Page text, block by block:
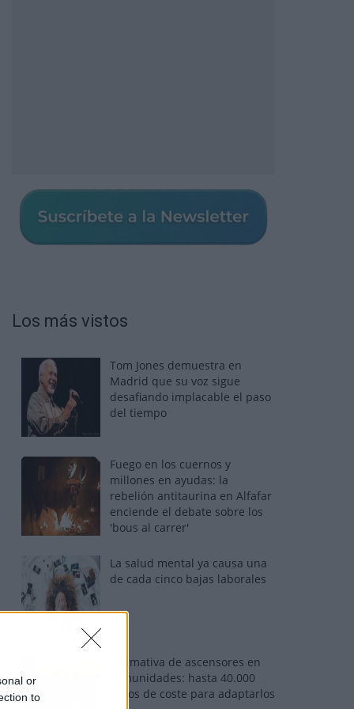
or
to
Los más vistos
Tom Jones demuestra en
Madrid que su voz sigue
desafiando implacable el paso
del tiempo
Fuego en los cuernos y
millones en ayudas: la
rebelión antitaurina en Alfafar
enciende el debate sobre los
'bous al carrer'
La salud mental ya causa una
de cada cinco bajas laborales
Normativa de ascensores en
comunidades: hasta 40.000
euros de coste para adaptarlos